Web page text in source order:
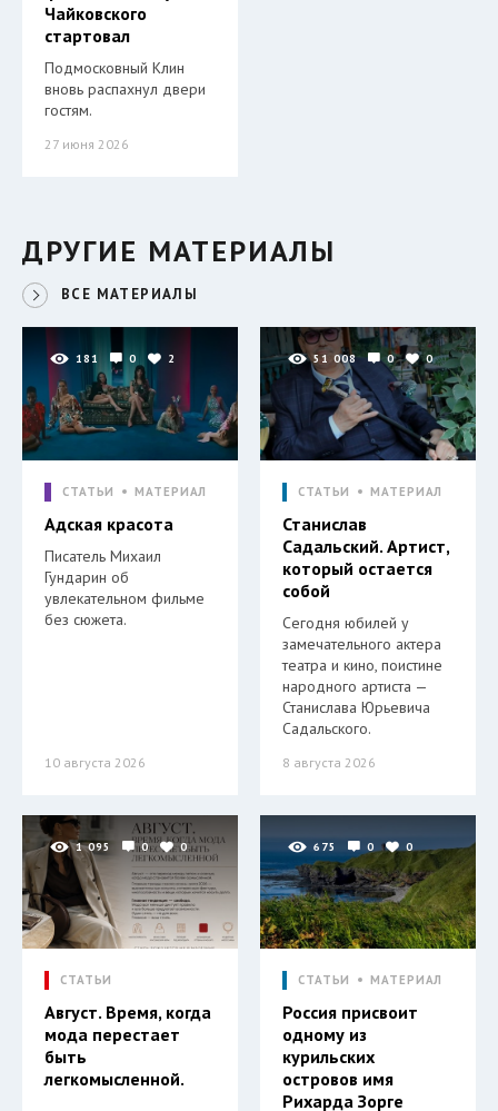
Чайковского
стартовал
Подмосковный Клин
вновь распахнул двери
гостям.
27 июня 2026
ДРУГИЕ МАТЕРИАЛЫ
ВСЕ МАТЕРИАЛЫ
181 0 2
СТАТЬИ МАТЕРИАЛ
Адская красота
Писатель Михаил
Гундарин об
увлекательном фильме
без сюжета.
10 августа 2026
51 008 0 0
СТАТЬИ МАТЕРИАЛ
Станислав
Садальский. Артист,
который остается
собой
Сегодня юбилей у
замечательного актера
театра и кино, поистине
народного артиста —
Станислава Юрьевича
Садальского.
8 августа 2026
1 095 0 0
СТАТЬИ
Август. Время, когда
мода перестает
быть
легкомысленной.
675 0 0
СТАТЬИ МАТЕРИАЛ
Россия присвоит
одному из
курильских
островов имя
Рихарда Зорге